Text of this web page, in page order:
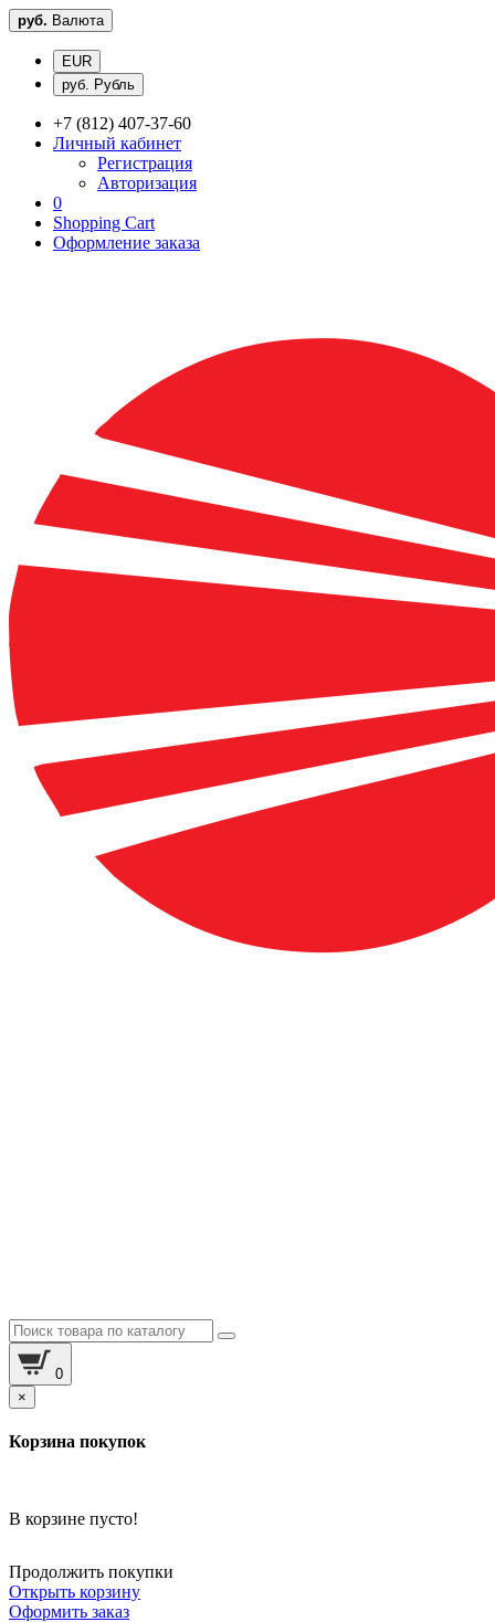
руб. Валюта
EUR
руб. Рубль
+7 (812) 407-37-60
Личный кабинет
Регистрация
Авторизация
0
Shopping Cart
Оформление заказа
0
×
Корзина покупок
В корзине пусто!
Продолжить покупки
Открыть корзину
Оформить заказ